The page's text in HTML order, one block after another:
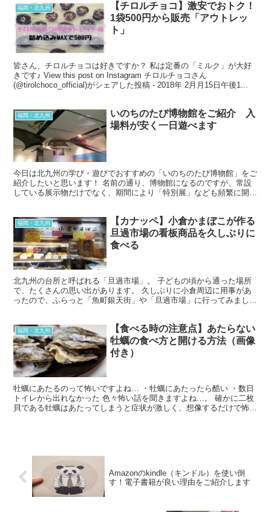
福岡・北九州
【チロルチョコ】激安でおトク！
1袋500円から販売「アウトレッ
ト」
皆さん、チロルチョコは好きですか？ 私は定番の「ミルク」が大好
きです♪ View this post on Instagram チロルチョコさん
(@tirolchoco_official)がシェアした投稿 - 2018年 2月月15日午後1...
福岡・北九州
いのちのたび博物館をご紹介 入
場料が安く一日遊べます
今日は北九州の学び・遊びでおすすめの「いのちのたび博物館」をご
紹介したいと思います！ 名前の通り、博物館になるのですが、常設
している展示物だけでなく、期間により「特別展」なども頻繁に開催
福岡・北九州
【カナッペ】小倉かまぼこが作る
旦過市場の看板商品を久しぶりに
食べる
北九州の台所と呼ばれる「旦過市場」。 子どもの頃から通った場所
で、たくさんの思い出があります。 久しぶりに小倉周辺に用事があ
ったので、ふらっと「魚町銀天街」や「旦過市場」に行ってみました
福岡・北九州
【食べる時の注意点】あたらない
牡蠣の食べ方と開ける方法（画像
付き）
牡蠣にあたるのって怖いですよね… ・牡蠣にあたったら酷い ・数日
トイレから出れなかった 色々怖い話を聞きますよね…。 確かに二枚
貝である牡蠣はあたってしまうと症状が激しく、想像するだけで怖い
Amazonのkindle（キンドル）を使い倒
す！電子書籍が良い理由をご紹介します